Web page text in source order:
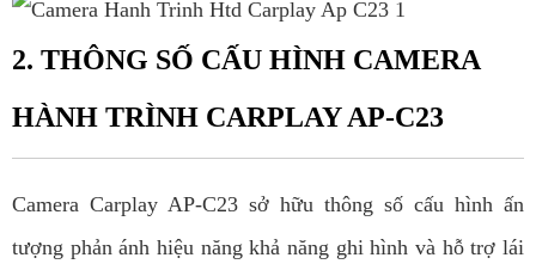
2. THÔNG SỐ CẤU HÌNH CAMERA
HÀNH TRÌNH CARPLAY AP-C23
Camera Carplay AP-C23 sở hữu thông số cấu hình ấn
tượng phản ánh hiệu năng khả năng ghi hình và hỗ trợ lái